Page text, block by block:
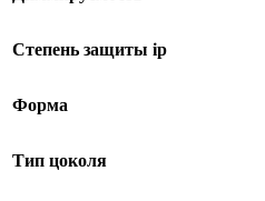
Степень защиты ip
Форма
Тип цоколя